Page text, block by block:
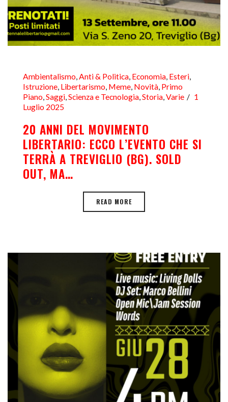
Ambientalismo,Anti & Politica, Economia, Esteri,
Istruzione, Libertarismo, Meme, Novità, Primo
Piano,Saggi,Scienza e Tecnologia,Storia,Varie
1
Luglio 2025
20 ANNI DEL MOVIMENTO
LIBERTARIO: ECCO L’EVENTO CHE SI
TERRÀ A TREVIGLIO (BG). SOLD
OUT, MA…
READ MORE